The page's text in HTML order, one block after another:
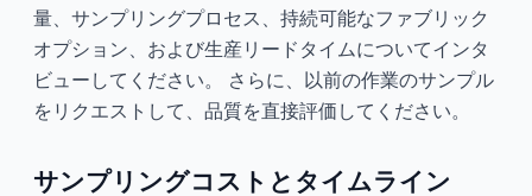
量、サンプリングプロセス、持続可能なファブリック
オプション、および生産リードタイムについてインタ
ビューしてください。 さらに、以前の作業のサンプル
をリクエストして、品質を直接評価してください。
サンプリングコストとタイムライン